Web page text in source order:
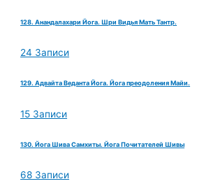
128. Анандалахари Йога. Шри Видья Мать Тантр.
24 Записи
129. Адвайта Веданта Йога. Йога преодоления Майи.
15 Записи
130. Йога Шива Самхиты. Йога Почитателей Шивы
68 Записи